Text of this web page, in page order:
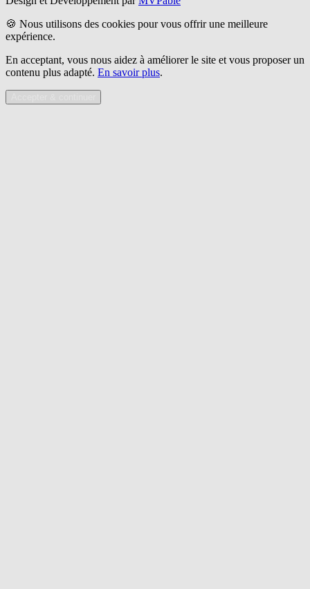
🍪 Nous utilisons des cookies pour vous offrir une meilleure
expérience.
En acceptant, vous nous aidez à améliorer le site et vous proposer un
contenu plus adapté. En savoir plus.